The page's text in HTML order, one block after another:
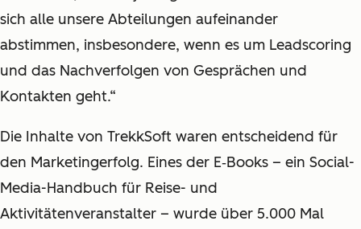
sich alle unsere Abteilungen aufeinander
abstimmen, insbesondere, wenn es um Leadscoring
und das Nachverfolgen von Gesprächen und
Kontakten geht.“
Die Inhalte von TrekkSoft waren entscheidend für
den Marketingerfolg. Eines der E‑Books – ein Social-
Media-Handbuch für Reise- und
Aktivitätenveranstalter – wurde über 5.000 Mal